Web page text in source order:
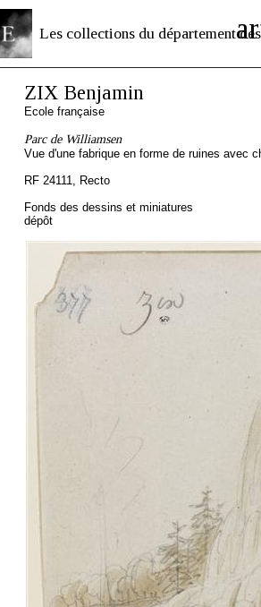
Les collections du département des
ZIX Benjamin
Ecole française
Parc de Williamsen
Vue d'une fabrique en forme de ruines avec
RF 24111, Recto
Fonds des dessins et miniatures
dépôt